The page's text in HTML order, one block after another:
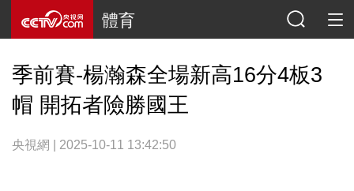
體育
季前賽-楊瀚森全場新高16分4板3
帽 開拓者險勝國王
央視網 | 2025-10-11 13:42:50